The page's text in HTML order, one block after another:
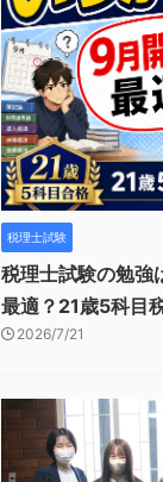
税理士試験
税理士試験の勉強
最適？21歳5科目
2026/7/21